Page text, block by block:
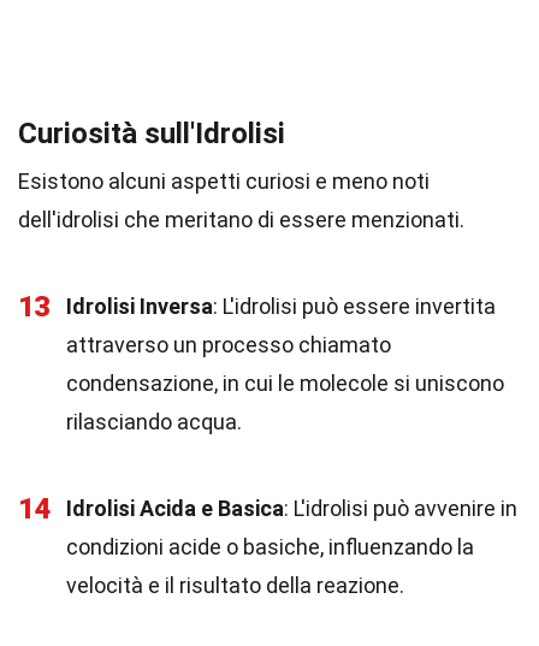
Curiosità sull'Idrolisi
Esistono alcuni aspetti curiosi e meno noti
dell'idrolisi che meritano di essere menzionati.
13 Idrolisi Inversa: L'idrolisi può essere invertita
attraverso un processo chiamato
condensazione, in cui le molecole si uniscono
rilasciando acqua.
14 Idrolisi Acida e Basica: L'idrolisi può avvenire in
condizioni acide o basiche, influenzando la
velocità e il risultato della reazione.